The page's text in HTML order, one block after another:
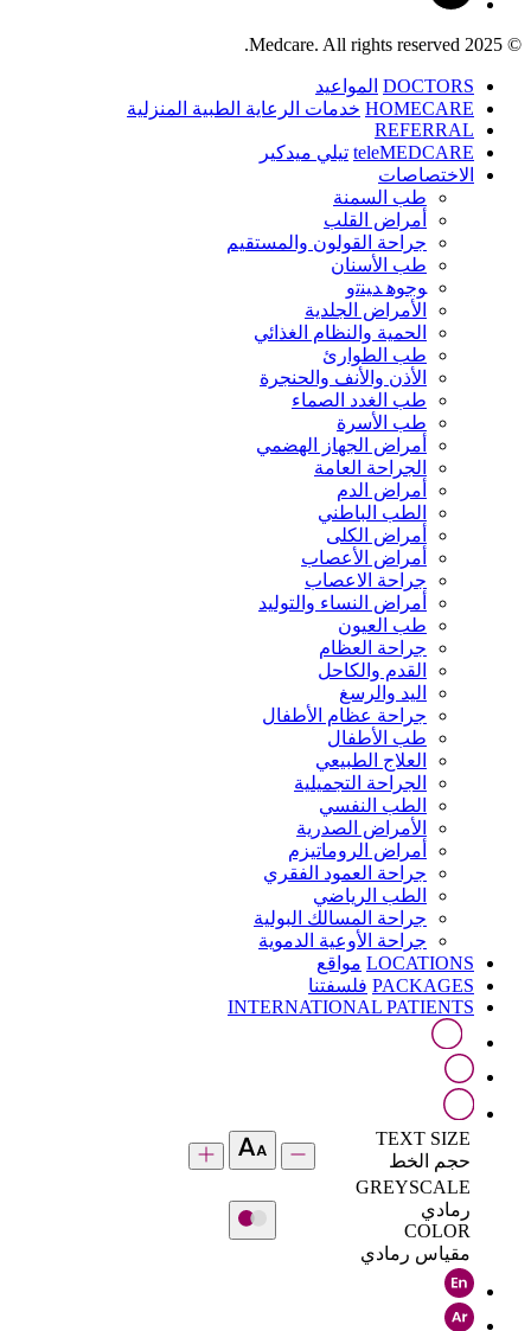
© 2025 Medcare. All rights reserved.
DOCTORS المواعيد
HOMECARE خدمات الرعاية الطبية المنزلية
REFERRAL
teleMEDCARE تيلي ميدكير
الاختصاصات
طب السمنة
أمراض القلب
جراحة القولون والمستقيم
طب الأسنان
ﻮﺟﻮﻫ ﺪﻴﻨﺗﻭ
الأمراض الجلدية
الحمية والنظام الغذائي
طب الطوارئ
الأذن والأنف والحنجرة
طب الغدد الصماء
طب الأسرة
أمراض الجهاز الهضمي
الجراحة العامة
أمراض الدم
الطب الباطني
أمراض الكلى
أمراض الأعصاب
جراحة الاعصاب
أمراض النساء والتوليد
طب العيون
جراحة العظام
القدم والكاحل
اليد والرسغ
جراحة عظام الأطفال
طب الأطفال
العلاج الطبيعي
الجراحة التجميلية
الطب النفسي
الأمراض الصدرية
أمراض الروماتيزم
جراحة العمود الفقري
الطب الرياضي
جراحة المسالك البولية
جراحة الأوعية الدموية
LOCATIONS مواقع
PACKAGES فلسفتنا
INTERNATIONAL PATIENTS
TEXT SIZE
حجم الخط
GREYSCALE
رمادي
COLOR
مقياس رمادي